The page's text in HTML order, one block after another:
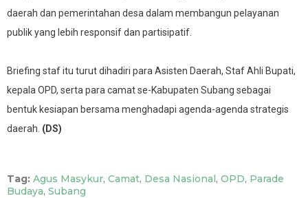
daerah dan pemerintahan desa dalam membangun pelayanan
publik yang lebih responsif dan partisipatif.
Briefing staf itu turut dihadiri para Asisten Daerah, Staf Ahli Bupati,
kepala OPD, serta para camat se-Kabupaten Subang sebagai
bentuk kesiapan bersama menghadapi agenda-agenda strategis
daerah. (DS)
Tag: Agus Masykur, Camat, Desa Nasional, OPD, Parade
Budaya, Subang